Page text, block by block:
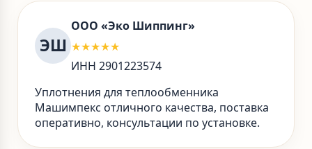
ЭШ
ООО «Эко Шиппинг»
★★★★★
ИНН 2901223574
Уплотнения для теплообменника
Машимпекс отличного качества, поставка
оперативно, консультации по установке.